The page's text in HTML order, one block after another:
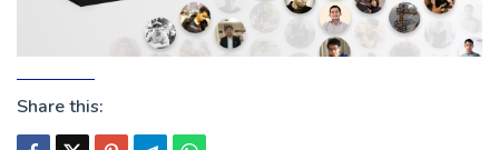
Share this: